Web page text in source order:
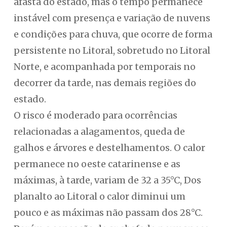
instável com presença e variação de nuvens
e condições para chuva, que ocorre de forma
persistente no Litoral, sobretudo no Litoral
Norte, e acompanhada por temporais no
decorrer da tarde, nas demais regiões do
estado.
O risco é moderado para ocorrências
relacionadas a alagamentos, queda de
galhos e árvores e destelhamentos. O calor
permanece no oeste catarinense e as
máximas, à tarde, variam de 32 a 35°C, Dos
planalto ao Litoral o calor diminui um
pouco e as máximas não passam dos 28°C.